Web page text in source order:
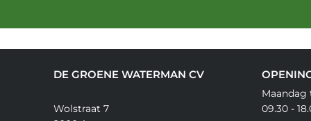
DE GROENE WATERMAN CV
Wolstraat 7
Maandag
09.30 -